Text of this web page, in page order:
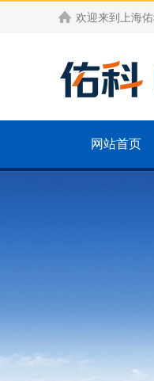
欢迎来到 上海
网站首页